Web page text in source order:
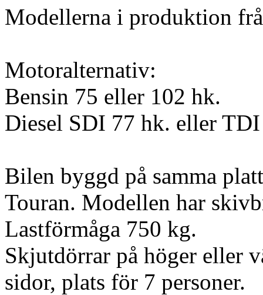
Modellerna i produktion
Motoralternativ:
Bensin 75 eller 102 hk.
Diesel SDI 77 hk. eller
Bilen byggd på samma
Touran. Modellen har
Lastförmåga 750 kg.
Skjutdörrar på höger eller
sidor, plats för 7 personer.